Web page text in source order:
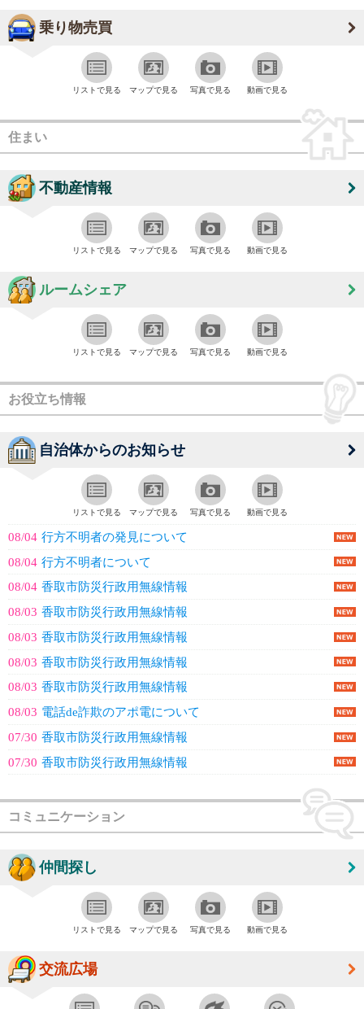
乗り物売買
リストで見る マップで見る 写真で見る 動画で見る
住まい
不動産情報
リストで見る マップで見る 写真で見る 動画で見る
ルームシェア
リストで見る マップで見る 写真で見る 動画で見る
お役立ち情報
自治体からのお知らせ
リストで見る マップで見る 写真で見る 動画で見る
08/04 行方不明者の発見について
08/04 行方不明者について
08/04 香取市防災行政用無線情報
08/03 香取市防災行政用無線情報
08/03 香取市防災行政用無線情報
08/03 香取市防災行政用無線情報
08/03 香取市防災行政用無線情報
08/03 電話de詐欺のアポ電について
07/30 香取市防災行政用無線情報
07/30 香取市防災行政用無線情報
コミュニケーション
仲間探し
リストで見る マップで見る 写真で見る 動画で見る
交流広場